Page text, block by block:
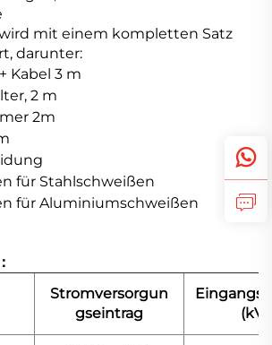
mit einem kompletten Satz
darunter:
Kabel 3 m
2 m
2m
für Stahlschweißen
für Aluminiumschweißen
Stromversorgun
gseintrag